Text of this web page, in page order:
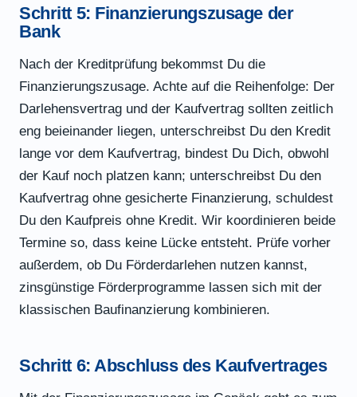
Schritt 5: Finanzierungszusage der
Bank
Nach der Kreditprüfung bekommst Du die
Finanzierungszusage. Achte auf die Reihenfolge: Der
Darlehensvertrag und der Kaufvertrag sollten zeitlich
eng beieinander liegen, unterschreibst Du den Kredit
lange vor dem Kaufvertrag, bindest Du Dich, obwohl
der Kauf noch platzen kann; unterschreibst Du den
Kaufvertrag ohne gesicherte Finanzierung, schuldest
Du den Kaufpreis ohne Kredit. Wir koordinieren beide
Termine so, dass keine Lücke entsteht. Prüfe vorher
außerdem, ob Du Förderdarlehen nutzen kannst,
zinsgünstige Förderprogramme lassen sich mit der
klassischen Baufinanzierung kombinieren.
Schritt 6: Abschluss des Kaufvertrages